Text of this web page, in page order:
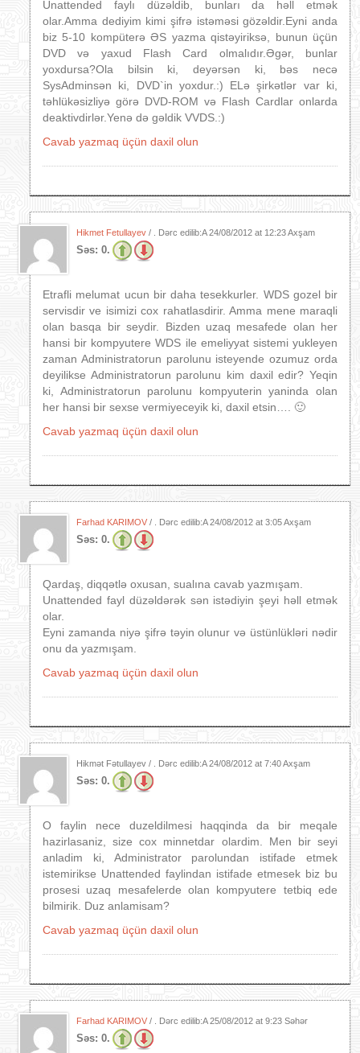
Unattended faylı düzəldib, bunları da həll etmək
olar.Amma dediyim kimi şifrə istəməsi gözəldir.Eyni anda
biz 5-10 kompüterə ƏS yazma qistəyiriksə, bunun üçün
DVD və yaxud Flash Card olmalıdır.Əgər, bunlar
yoxdursa?Ola bilsin ki, deyərsən ki, bəs necə
SysAdminsən ki, DVD`in yoxdur.:) ELə şirkətlər var ki,
təhlükəsizliyə görə DVD-ROM və Flash Cardlar onlarda
deaktivdirlər.Yenə də gəldik VVDS.:)
Cavab yazmaq üçün daxil olun
Hikmet Fetullayev / . Dərc edilib:A24/08/2012 at 12:23 Axşam
Səs: 0.
Etrafli melumat ucun bir daha tesekkurler. WDS gozel bir
servisdir ve isimizi cox rahatlasdirir. Amma mene maraqli
olan basqa bir seydir. Bizden uzaq mesafede olan her
hansi bir kompyutere WDS ile emeliyyat sistemi yukleyen
zaman Administratorun parolunu isteyende ozumuz orda
deyilikse Administratorun parolunu kim daxil edir? Yeqin
ki, Administratorun parolunu kompyuterin yaninda olan
her hansi bir sexse vermiyeceyik ki, daxil etsin…. 🙂
Cavab yazmaq üçün daxil olun
Farhad KARIMOV / . Dərc edilib:A24/08/2012 at 3:05 Axşam
Səs: 0.
Qardaş, diqqətlə oxusan, sualına cavab yazmışam.
Unattended fayl düzəldərək sən istədiyin şeyi həll etmək
olar.
Eyni zamanda niyə şifrə təyin olunur və üstünlükləri nədir
onu da yazmışam.
Cavab yazmaq üçün daxil olun
Hikmət Fətullayev / . Dərc edilib:A24/08/2012 at 7:40 Axşam
Səs: 0.
O faylin nece duzeldilmesi haqqinda da bir meqale
hazirlasaniz, size cox minnetdar olardim. Men bir seyi
anladim ki, Administrator parolundan istifade etmek
istemirikse Unattended faylindan istifade etmesek biz bu
prosesi uzaq mesafelerde olan kompyutere tetbiq ede
bilmirik. Duz anlamisam?
Cavab yazmaq üçün daxil olun
Farhad KARIMOV / . Dərc edilib:A25/08/2012 at 9:23 Səhər
Səs: 0.